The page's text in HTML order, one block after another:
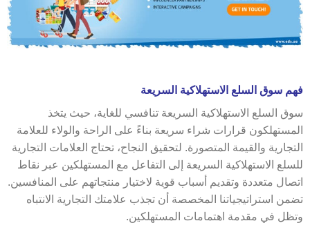
فهم سوق السلع الاستهلاكية السريعة
سوق السلع الاستهلاكية السريعة تنافسي للغاية، حيث يتخذ
المستهلكون قرارات شراء سريعة بناءً على الراحة والولاء للعلامة
التجارية والقيمة المتصورة. لتحقيق النجاح، تحتاج العلامات التجارية
للسلع الاستهلاكية السريعة إلى التفاعل مع المستهلكين عبر نقاط
اتصال متعددة وتقديم أسباب قوية لاختيار منتجاتهم على المنافسين.
تضمن استراتيجياتنا المخصصة أن تجذب علامتك التجارية الانتباه
وتظل في مقدمة اهتمامات المستهلكين.